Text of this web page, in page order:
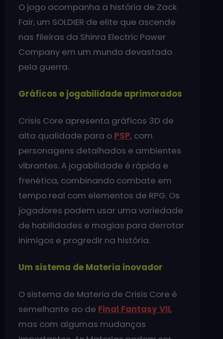
O jogo acompanha a história de Zack
Fair, um SOLDIER de elite que ascende
nas fileiras da Shinra Electric Power
Company em um mundo devastado
pela guerra.
Gráficos e jogabilidade aprimorados
Crisis Core apresenta gráficos 3D de
alta qualidade para o PSP, com
personagens detalhados e ambientes
vibrantes. A jogabilidade é rápida e
frenética, combinando combate em
tempo real com elementos de RPG. Os
jogadores podem usar uma variedade
de habilidades e magias para derrotar
inimigos e progredir na história.
Um sistema de Materia inovador
O sistema de Materia de Crisis Core é
semelhante ao de Final Fantasy VII,
mas com algumas mudanças